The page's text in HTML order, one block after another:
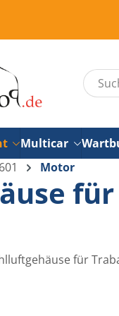
Multicar
Motor